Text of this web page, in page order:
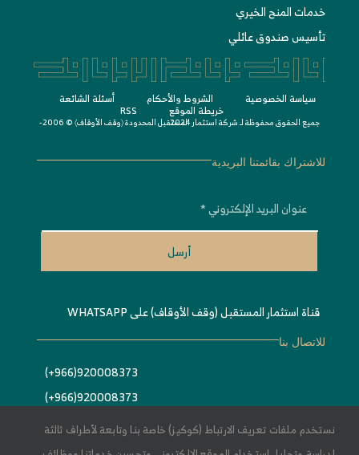
خدمات المنح الخيري
تأسيس صندوق عائلي
للاشتراك بقائمتنا البريدية
أرسل
قناة استثمار المستقبل (وقف الأوقاف) على WHATSAPP
للاتصال بنا
920008373(966+)
920008373(966+)
Info@estithmar.org.sa
سياسة الخصوصية الشروط واﻷحكام أسئلة الشائعة
خريطة الموقع RSS
جميع الحقوق محفوظة لـشركة استثمار المستقبل المحدودة 〈وقف الأوقاف〉 © 2006-2024
نستخدم ملفات تعريف الارتباط (كوكيز) خاصة بنا وتابعة لأطراف ثالثة